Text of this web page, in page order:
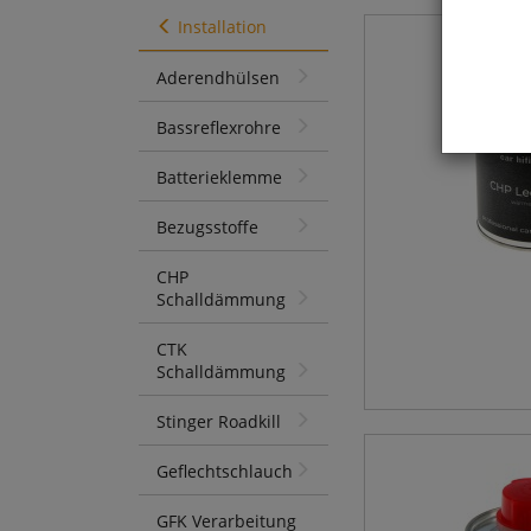
Installation
Aderendhülsen
Bassreflexrohre
Batterieklemme
Bezugsstoffe
CHP
Schalldämmung
CTK
Schalldämmung
Stinger Roadkill
Geflechtschlauch
GFK Verarbeitung